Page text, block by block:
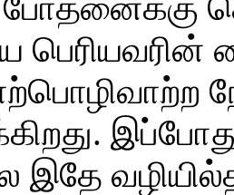
பெரியவரின்
இதே